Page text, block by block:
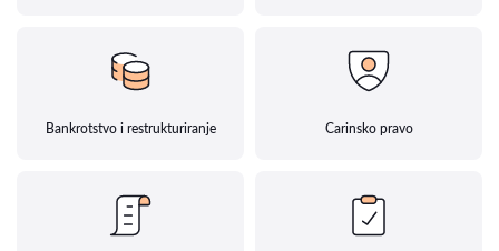
Bankrotstvo i restrukturiranje Carinsko pravo